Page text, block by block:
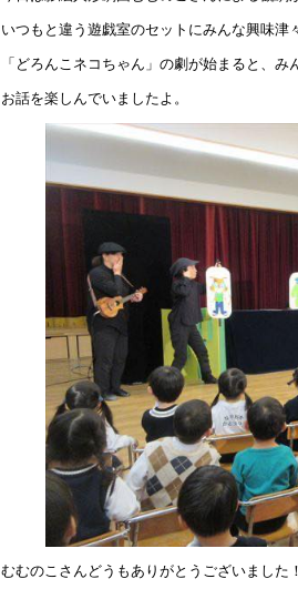
いつもと違う遊戯室のセットにみんな興味津
「どろんこネコちゃん」の劇が始まると、み
お話を楽しんでいましたよ。
むむのこさんどうもありがとうございました